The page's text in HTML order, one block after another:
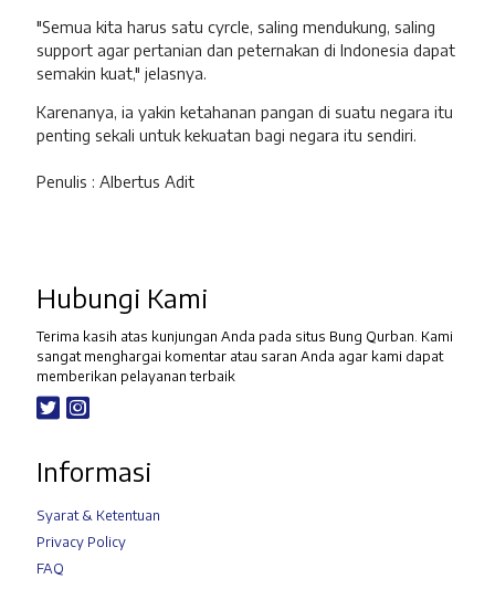
"Semua kita harus satu cyrcle, saling mendukung, saling
support agar pertanian dan peternakan di Indonesia dapat
semakin kuat," jelasnya.
Karenanya, ia yakin ketahanan pangan di suatu negara itu
penting sekali untuk kekuatan bagi negara itu sendiri.
Penulis : Albertus Adit
Hubungi Kami
Terima kasih atas kunjungan Anda pada situs Bung Qurban. Kami
sangat menghargai komentar atau saran Anda agar kami dapat
memberikan pelayanan terbaik
Informasi
Syarat & Ketentuan
Privacy Policy
FAQ